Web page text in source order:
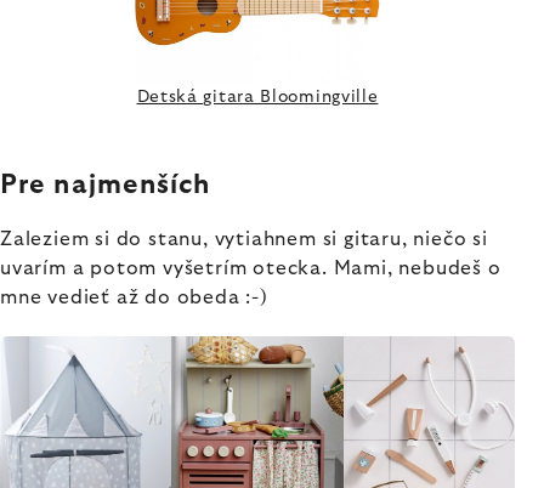
Detská gitara Bloomingville
Pre najmenších
Zaleziem si do stanu, vytiahnem si gitaru, niečo si
uvarím a potom vyšetrím otecka. Mami, nebudeš o
mne vedieť až do obeda :-)